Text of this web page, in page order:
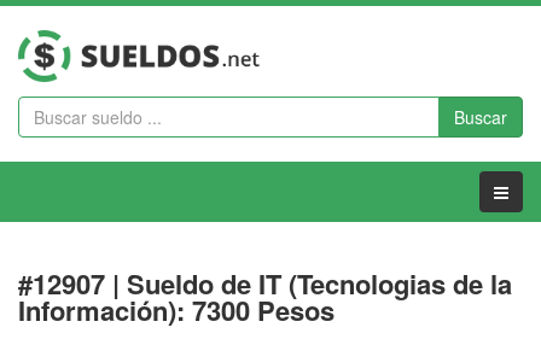
Buscar
Menu
#12907 | Sueldo de IT (Tecnologias de la
Información): 7300 Pesos